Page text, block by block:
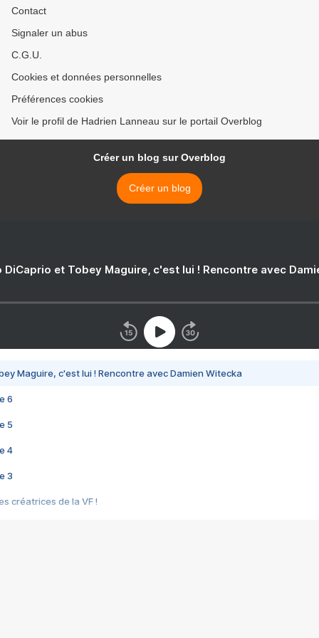
Contact
Signaler un abus
C.G.U.
Cookies et données personnelles
Préférences cookies
Voir le profil de Hadrien Lanneau sur le portail Overblog
Créer un blog sur Overblog
Créer un blog
DiCaprio et Tobey Maguire, c'est lui ! Rencontre avec
Maguire, c'est lui ! Rencontre avec Damien Witecka
6
5
4
3
créatrices de la VF !